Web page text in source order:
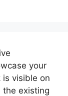
your
is visible on
the existing